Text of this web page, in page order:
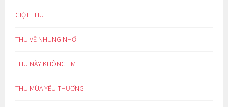
GIỌT THU
THU VỀ NHUNG NHỚ
THU NÀY KHÔNG EM
THU MÙA YÊU THƯƠNG